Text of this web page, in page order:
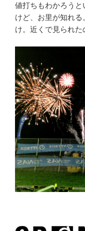
値打ちもわかろう
けど、お里が知れ
け。近くで見られた